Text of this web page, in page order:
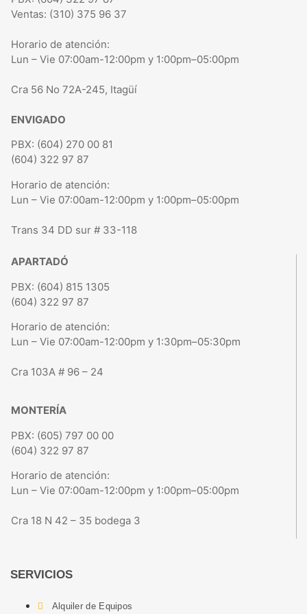
Ventas: (310) 375 96 37
Horario de atención:
Lun – Vie 07:00am-12:00pm y 1:00pm–05:00pm
Cra 56 No 72A-245, Itagüí
ENVIGADO
PBX: (604) 270 00 81
(604) 322 97 87
Horario de atención:
Lun – Vie 07:00am-12:00pm y 1:00pm–05:00pm
Trans 34 DD sur # 33-118
APARTADÓ
PBX: (604) 815 1305
(604) 322 97 87
Horario de atención:
Lun – Vie 07:00am-12:00pm y 1:30pm–05:30pm
Cra 103A # 96 – 24
MONTERÍA
PBX: (605) 797 00 00
(604) 322 97 87
Horario de atención:
Lun – Vie 07:00am-12:00pm y 1:00pm–05:00pm
Cra 18 N 42 – 35 bodega 3
SERVICIOS
Alquiler de Equipos